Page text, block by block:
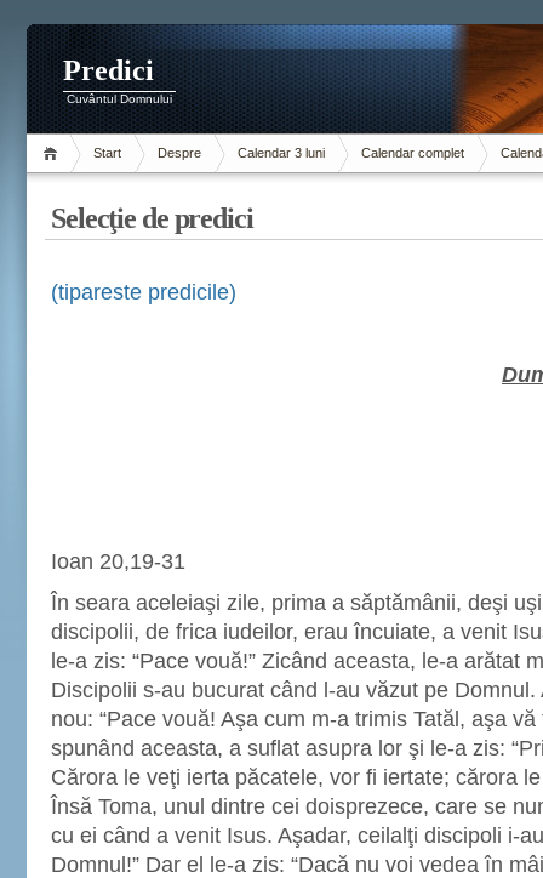
Predici
Cuvântul Domnului
Start Despre Calendar 3 luni Calendar complet
Selecţie de predici
(tipareste predicile)
Ioan 20,19-31
În seara aceleiaşi zile, prima a săptămânii, deşi
discipolii, de frica iudeilor, erau încuiate, a venit
le-a zis: “Pace vouă!” Zicând aceasta, le-a arătat
Discipolii s-au bucurat când l-au văzut pe
nou: “Pace vouă! Aşa cum m-a trimis Tatăl, aşa
spunând aceasta, a suflat asupra lor şi le-a zis:
Cărora le veţi ierta păcatele, vor fi iertate; cărora
Însă Toma, unul dintre cei doisprezece, care se
cu ei când a venit Isus. Aşadar, ceilalţi discipoli i-
Domnul!” Dar el le-a zis: “Dacă nu voi vedea în